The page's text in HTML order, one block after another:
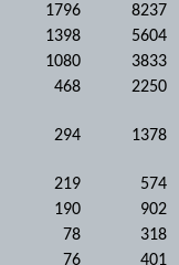
1796
8237
1398
5604
1080
3833
468 2250
294 1378
219
574
190
902
78
318
76
401